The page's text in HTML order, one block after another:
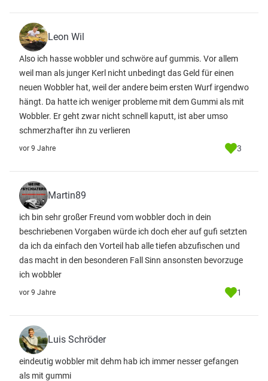
Leon Wil
Also ich hasse wobbler und schwöre auf gummis. Vor allem
weil man als junger Kerl nicht unbedingt das Geld für einen
neuen Wobbler hat, weil der andere beim ersten Wurf irgendwo
hängt. Da hatte ich weniger probleme mit dem Gummi als mit
Wobbler. Er geht zwar nicht schnell kaputt, ist aber umso
schmerzhafter ihn zu verlieren
vor 9 Jahre 3
Martin89
ich bin sehr großer Freund vom wobbler doch in dein
beschriebenen Vorgaben würde ich doch eher auf gufi setzten
da ich da einfach den Vorteil hab alle tiefen abzufischen und
das macht in den besonderen Fall Sinn ansonsten bevorzuge
ich wobbler
vor 9 Jahre 1
Luis Schröder
eindeutig wobbler mit dehm hab ich immer nesser gefangen
als mit gummi